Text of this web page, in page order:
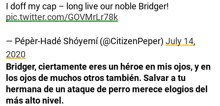
I doff my cap – long live our noble Bridger!
pic.twitter.com/GOVMrLr78k
— Pépèr-Hadé Shóyemí (@CitizenPeper) July 14,
2020
Bridger, ciertamente eres un héroe en mis ojos, y en
los ojos de muchos otros también. Salvar a tu
hermana de un ataque de perro merece elogios del
más alto nivel.